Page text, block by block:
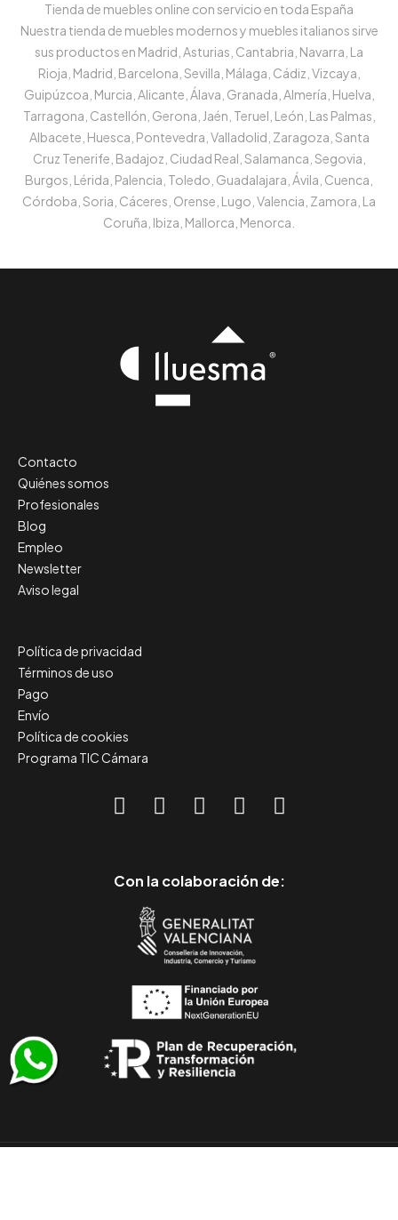
Tienda de muebles online con servicio en toda España
Nuestra tienda de muebles modernos y muebles italianos sirve
sus productos en Madrid, Asturias, Cantabria, Navarra, La
Rioja, Madrid, Barcelona, Sevilla, Málaga, Cádiz, Vizcaya,
Guipúzcoa, Murcia, Alicante, Álava, Granada, Almería, Huelva,
Tarragona, Castellón, Gerona, Jaén, Teruel, León, Las Palmas,
Albacete, Huesca, Pontevedra, Valladolid, Zaragoza, Santa
Cruz Tenerife, Badajoz, Ciudad Real, Salamanca, Segovia,
Burgos, Lérida, Palencia, Toledo, Guadalajara, Ávila, Cuenca,
Córdoba, Soria, Cáceres, Orense, Lugo, Valencia, Zamora, La
Coruña, Ibiza, Mallorca, Menorca.
Contacto
Quiénes somos
Profesionales
Blog
Empleo
Newsletter
Aviso legal
Política de privacidad
Términos de uso
Pago
Envío
Política de cookies
Programa TIC Cámara
Con la colaboración de: